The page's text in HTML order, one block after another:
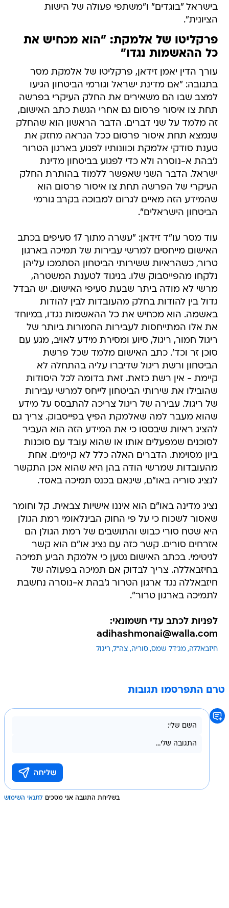
בישראל "בוגדים" ו"משתפי פעולה של הישות
הציונית".
פרקליטו של אלמקת: "הוא מכחיש את
כל ההאשמות נגדו"
עורך הדין יאמן זידאן, פרקליטו של אלמקת מסר
בתגובה: "אם מדינת ישראל וגורמי הביטחון הגיעו
למצב שבו הם משאירים את החלק העיקרי בפרשה
תחת צו איסור פרסום גם אחרי הגשת כתב האישום,
זה מלמד על שני דברים. הדבר הראשון הוא שהחלק
שנמצא תחת איסור פרסום ככל הנראה מחזק את
טענת סודקי אלמקת וכוונותיו לפגוע בארגון הטרור
ג'בהת א-נוסרה ולא כדי לפגוע בביטחון מדינת
ישראל. הדבר השני שאפשר ללמוד בהותרת החלק
העיקרי של הפרשה תחת צו איסור פרסום הוא
שהמידע הזה מאיים לגרום למבוכה בקרב גורמי
הביטחון הישראלים".
עוד מסר עו"ד זידאן: "עשרה מתוך 17 סעיפים בכתב
האישום מייחסים למרשי עבירות של תמיכה בארגון
טרור, כשהראיות ששירותי הביטחון הסתמכו עליהן
נלקחו מהפייסבוק שלו. בניגוד לטענת המשטרה,
מרשי לא מודה ביתר שבעת סעיפי האישום. יש הבדל
גדול בין להודות בחלק מהעובדות לבין להודות
באשמה. הוא מכחיש את כל ההאשמות נגדו, במיוחד
את אלו המתייחסות לעבירות החמורות ביותר של
ריגול חמור, ריגול, סיוע ומסירת מידע לאויב, מגע עם
סוכן זר וכד'. כתב האישום מלמד שכל פרשת
הביטחון ורשת ריגול שדיברו עליה בהתחלה לא
קיימת - אין רשת כזאת. זאת בדומה לכל היסודות
שהובילו את שירותי הביטחון לייחס למרשי עבירות
של ריגול. עבירה של ריגול צריכה להתבסס על מידע
שהוא מעבר למה שאלמקת הפיץ בפייסבוק. צריך גם
להציג ראיות שיבססו כי את המידע הזה הוא העביר
לסוכנים שמפעלים אותו או שהוא עובד עם סוכנות
ביון מסוימת. הדברים האלה כלל לא קיימים. אחת
מהעובדות שמרשי הודה בהן היא שהוא אכן התקשר
לנציג סוריה באו"ם, שינאם בכנס תמיכה באסד.
נציג מדינה באו"ם הוא איננו אישיות צבאית. קל וחומר
שאסור לשכוח כי על פי החוק הבינלאומי רמת הגולן
היא שטח סורי כבוש והתושבים של רמת הגולן הם
אזרחים סורים. קשר כזה עם נציג או"ם הוא קשר
לגיטימי. בכתב האישום נטען כי אלמקת הביע תמיכה
בחיזבאללה. צריך לבדוק אם תמיכה בפעולה של
חיזבאללה נגד ארגון הטרור ג'בהת א-נוסרה נחשבת
לתמיכה בארגון טרור".
לפניות לכתב עדי חשמונאי:
adihashmonai@walla.com
חיזבאללה מג'דל שמס סוריה צה"ל ריגול
טרם התפרסמו תגובות
בשליחת התגובה אני מסכים לתנאי השימוש